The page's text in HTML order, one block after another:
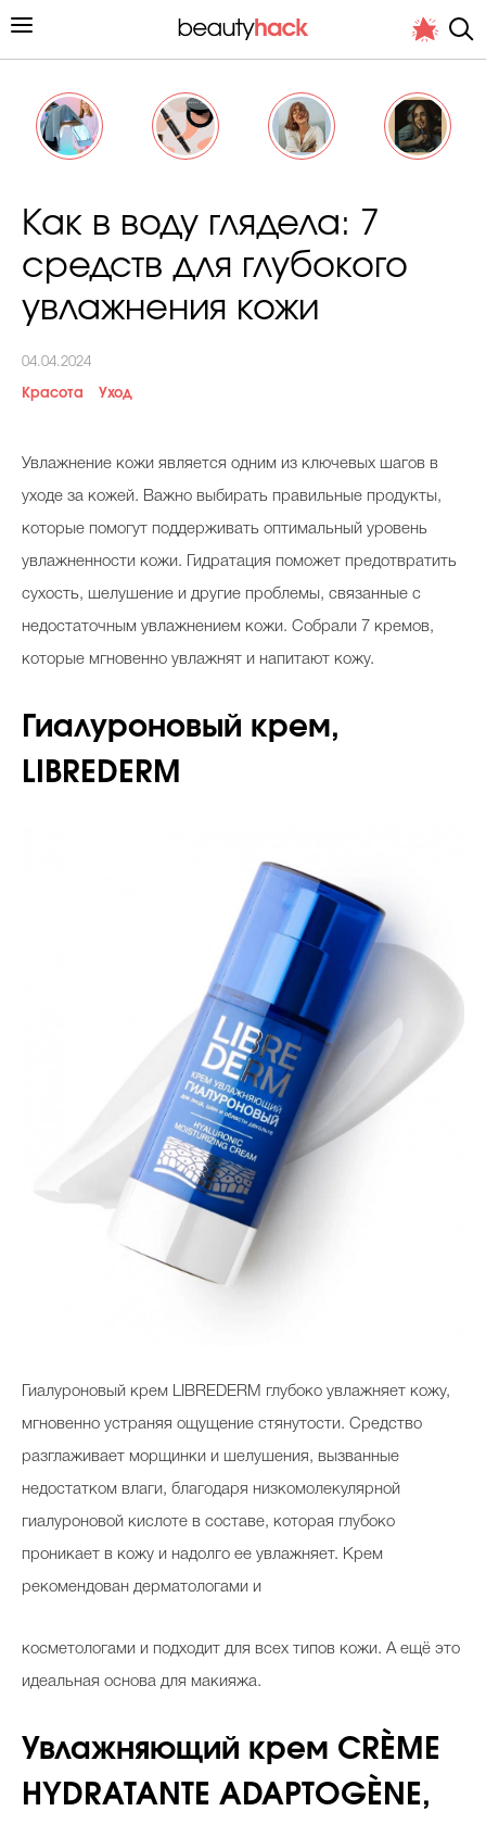
Снимает и тестирует редакция
Косметичка профи
Папа может
Худеем правильно
Бьютихакер / Мама-хакер
Интервью со звездой
Beauty- битвы
Как в воду глядела: 7
средств для глубокого
увлажнения кожи
04.04.2024
Красота Уход
Увлажнение кожи является одним из ключевых шагов в
уходе за кожей. Важно выбирать правильные продукты,
которые помогут поддерживать оптимальный уровень
увлажненности кожи. Гидратация поможет предотвратить
сухость, шелушение и другие проблемы, связанные с
недостаточным увлажнением кожи. Собрали 7 кремов,
которые мгновенно увлажнят и напитают кожу.
Гиалуроновый крем,
LIBREDERM
Гиалуроновый крем LIBREDERM глубоко увлажняет кожу,
мгновенно устраняя ощущение стянутости. Средство
разглаживает морщинки и шелушения, вызванные
недостатком влаги, благодаря низкомолекулярной
гиалуроновой кислоте в составе, которая глубоко
проникает в кожу и надолго ее увлажняет. Крем
рекомендован дерматологами и
косметологами и подходит для всех типов кожи. А ещё это
идеальная основа для макияжа.
Увлажняющий крем CRÈME
HYDRATANTE ADAPTOGÈNE,